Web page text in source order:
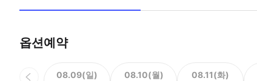
옵션예약
08.09(일) 08.10(월) 08.11(화)